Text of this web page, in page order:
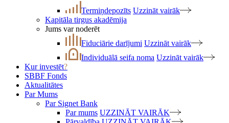
Termiņdepozīts Uzzināt vairāk
Kapitāla tirgus akadēmija
Jums var noderēt
Fiduciārie darījumi Uzzināt vairāk
Individuālā seifa noma Uzzināt vairāk
Kur investēt?
SBBF Fonds
Aktualitātes
Par Mums
Par Signet Bank
Par mums UZZINĀT VAIRĀK